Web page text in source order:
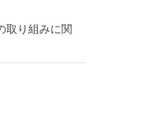
取り組みに関